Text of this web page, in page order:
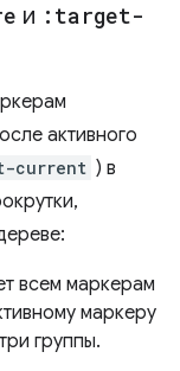
и :target-
активного
current ) в
всем маркерам
маркеру
группы.